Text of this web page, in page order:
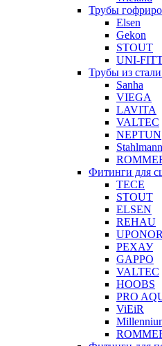
Трубы
Elsen
Gekon
STOUT
UNI-
Трубы из стали
Sanha
VIEGA
LAVITA
VALTEC
NEPTUN
Stahlmann
Фитинги для
TECE
STOUT
ELSEN
REHAU
UPONOR
РЕХАУ
GAPPO
VALTEC
HOOBS
PRO
ViEiR